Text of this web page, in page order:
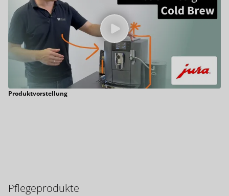
Produktvorstellung
Pflegeprodukte